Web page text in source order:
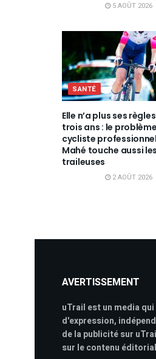
5 AOÛT 2026
SANTÉ
Elle n’a plus ses
trois ans : le
cycliste
Mahé touche aussi les
traileuses
2 AOÛT 2026
AVERTISSEMENT
uTrail est un media
d'expression,
de la publicité sur
sur le contenu